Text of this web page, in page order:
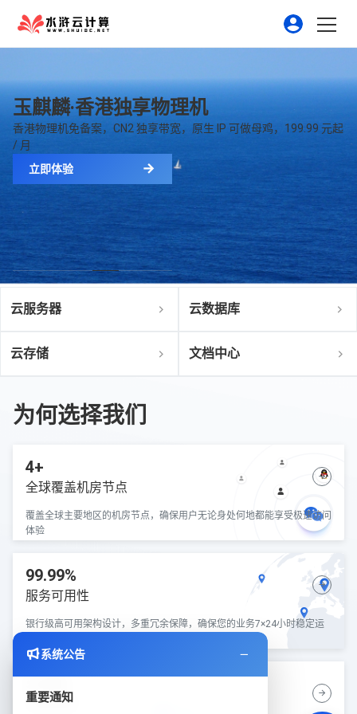
玉麒麟·香港独享物理机
香港物理机免备案，CN2 独享带宽，原生 IP 可做母鸡，199.99 元起
/ 月
立即体验
云服务器 云数据库
云存储 文档中心
为何选择我们
4+
全球覆盖机房节点
覆盖全球主要地区的机房节点，确保用户无论身处何地都能享受极速访问
体验
99.99%
服务可用性
银行级高可用架构设计，多重冗余保障，确保您的业务7×24小时稳定运
快速部署
系统公告
重要通知